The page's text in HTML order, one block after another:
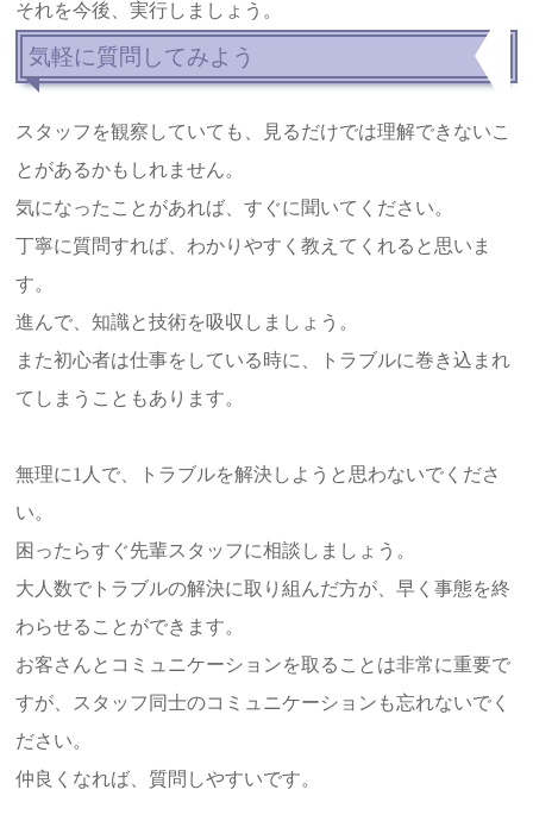
それを今後、実行しましょう。
気軽に質問してみよう
スタッフを観察していても、見るだけでは理解できないこ
とがあるかもしれません。
気になったことがあれば、すぐに聞いてください。
丁寧に質問すれば、わかりやすく教えてくれると思いま
す。
進んで、知識と技術を吸収しましょう。
また初心者は仕事をしている時に、トラブルに巻き込まれ
てしまうこともあります。
無理に1人で、トラブルを解決しようと思わないでくださ
い。
困ったらすぐ先輩スタッフに相談しましょう。
大人数でトラブルの解決に取り組んだ方が、早く事態を終
わらせることができます。
お客さんとコミュニケーションを取ることは非常に重要で
すが、スタッフ同士のコミュニケーションも忘れないでく
ださい。
仲良くなれば、質問しやすいです。